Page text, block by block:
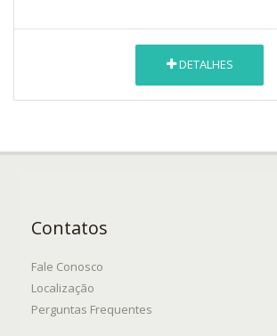
DETALHES
Contatos
Fale Conosco
Localização
Perguntas Frequentes